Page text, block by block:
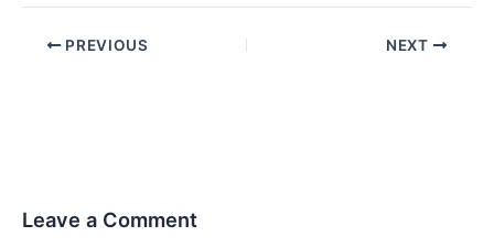
Post PREVIOUS NEXT
Leave a Comment